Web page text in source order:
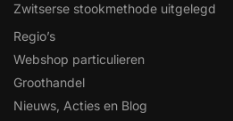
Zwitserse stookmethode uitgelegd
Regio’s
Webshop particulieren
Groothandel
Nieuws, Acties en Blog